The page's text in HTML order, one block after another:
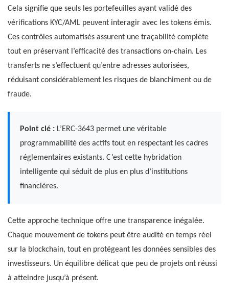
Cela signifie que seuls les portefeuilles ayant validé des
vérifications KYC/AML peuvent interagir avec les tokens émis.
Ces contrôles automatisés assurent une traçabilité complète
tout en préservant l’efficacité des transactions on-chain. Les
transferts ne s’effectuent qu’entre adresses autorisées,
réduisant considérablement les risques de blanchiment ou de
fraude.
Point clé : L’ERC-3643 permet une véritable
programmabilité des actifs tout en respectant les cadres
réglementaires existants. C’est cette hybridation
intelligente qui séduit de plus en plus d’institutions
financières.
Cette approche technique offre une transparence inégalée.
Chaque mouvement de tokens peut être audité en temps réel
sur la blockchain, tout en protégeant les données sensibles des
investisseurs. Un équilibre délicat que peu de projets ont réussi
à atteindre jusqu’à présent.